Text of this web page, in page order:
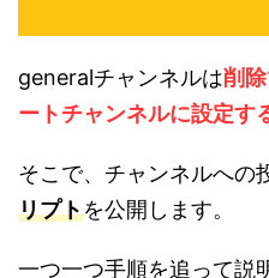
generalチャンネルは削
ートチャンネルに設定す
そこで、チャンネルへの
リプトを公開します。
一つ一つ手順を追って説